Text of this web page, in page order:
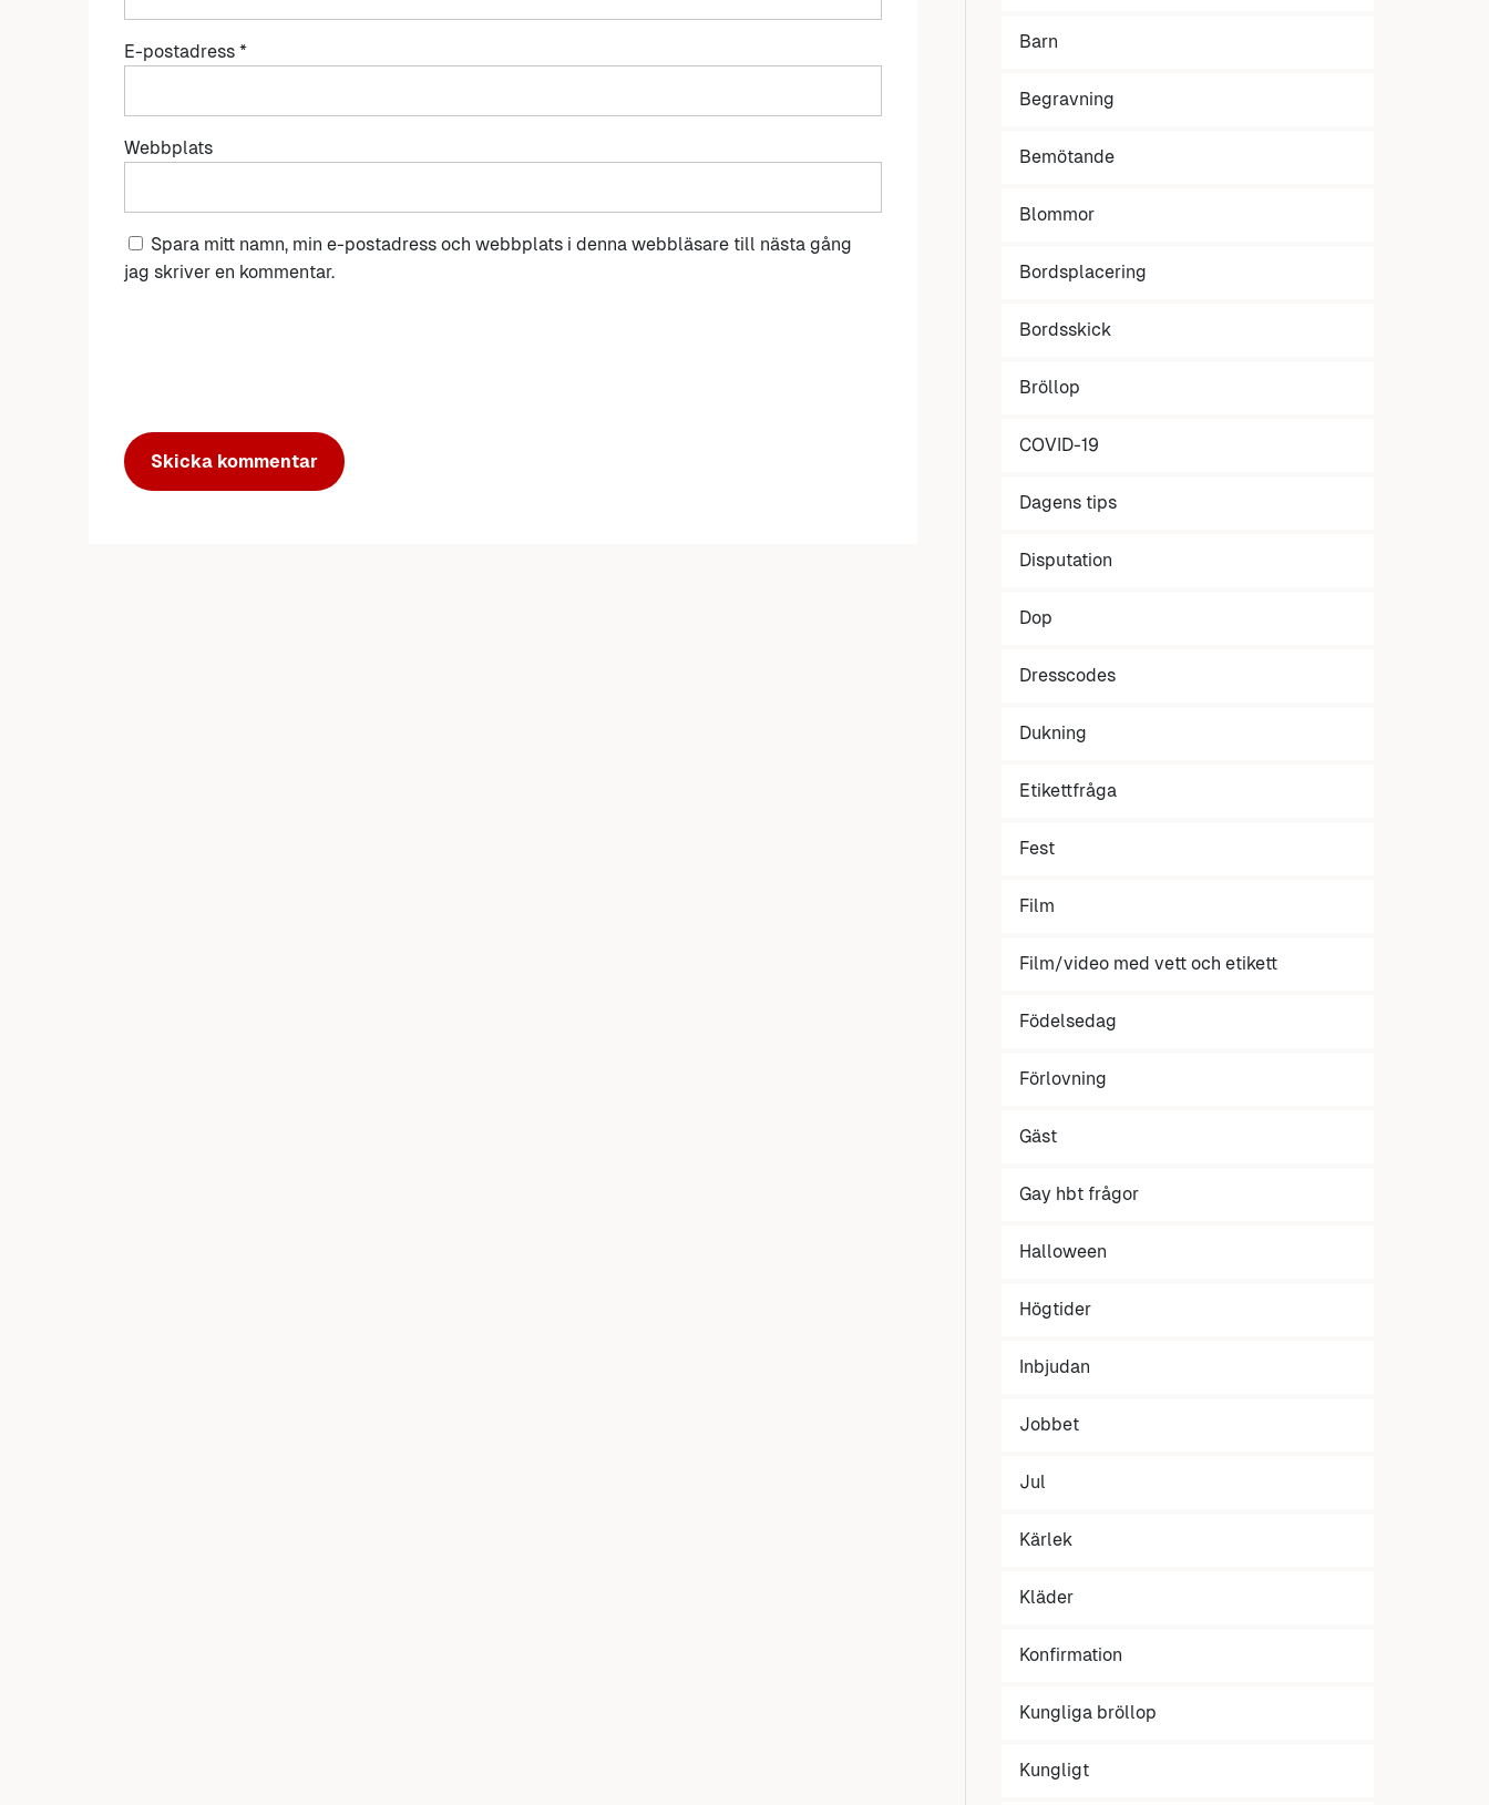
E-postadress *
Webbplats
Spara mitt namn, min e-postadress och webbplats i denna webbläsare till nästa gång
jag skriver en kommentar.
Barn
Begravning
Bemötande
Blommor
Bordsplacering
Bordsskick
Bröllop
COVID-19
Dagens tips
Disputation
Dop
Dresscodes
Dukning
Etikettfråga
Fest
Film
Film/video med vett och etikett
Födelsedag
Förlovning
Gäst
Gay hbt frågor
Halloween
Högtider
Inbjudan
Jobbet
Jul
Kärlek
Kläder
Konfirmation
Kungliga bröllop
Kungligt